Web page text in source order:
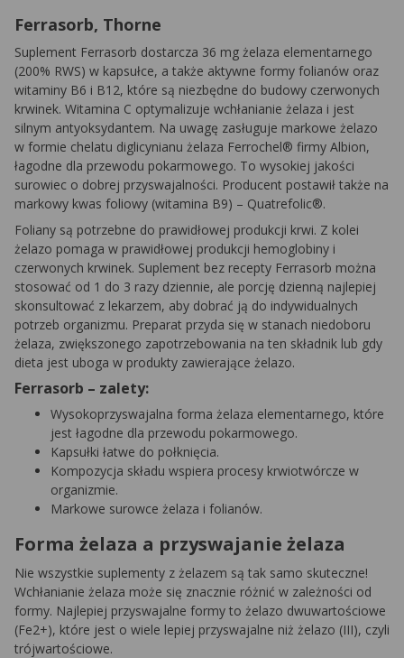
Ferrasorb, Thorne
Suplement Ferrasorb dostarcza 36 mg żelaza elementarnego
(200% RWS) w kapsułce, a także aktywne formy folianów oraz
witaminy B6 i B12, które są niezbędne do budowy czerwonych
krwinek. Witamina C optymalizuje wchłanianie żelaza i jest
silnym antyoksydantem. Na uwagę zasługuje markowe żelazo
w formie chelatu diglicynianu żelaza Ferrochel® firmy Albion,
łagodne dla przewodu pokarmowego. To wysokiej jakości
surowiec o dobrej przyswajalności. Producent postawił także na
markowy kwas foliowy (witamina B9) – Quatrefolic®.
Foliany są potrzebne do prawidłowej produkcji krwi. Z kolei
żelazo pomaga w prawidłowej produkcji hemoglobiny i
czerwonych krwinek. Suplement bez recepty Ferrasorb można
stosować od 1 do 3 razy dziennie, ale porcję dzienną najlepiej
skonsultować z lekarzem, aby dobrać ją do indywidualnych
potrzeb organizmu. Preparat przyda się w stanach niedoboru
żelaza, zwiększonego zapotrzebowania na ten składnik lub gdy
dieta jest uboga w produkty zawierające żelazo.
Ferrasorb – zalety:
Wysokoprzyswajalna forma żelaza elementarnego, które
jest łagodne dla przewodu pokarmowego.
Kapsułki łatwe do połknięcia.
Kompozycja składu wspiera procesy krwiotwórcze w
organizmie.
Markowe surowce żelaza i folianów.
Forma żelaza a przyswajanie żelaza
Nie wszystkie suplementy z żelazem są tak samo skuteczne!
Wchłanianie żelaza może się znacznie różnić w zależności od
formy. Najlepiej przyswajalne formy to żelazo dwuwartościowe
(Fe2+), które jest o wiele lepiej przyswajalne niż żelazo (III), czyli
trójwartościowe.